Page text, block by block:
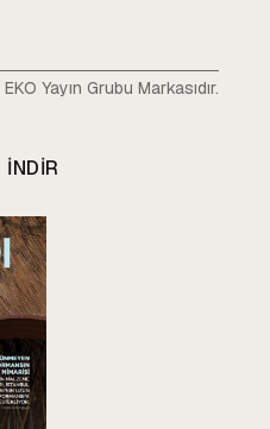
Yayın Grubu Markasıdır.
INDIR